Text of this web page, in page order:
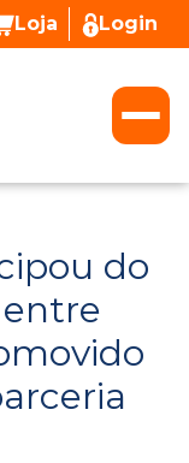
Loja Login
do